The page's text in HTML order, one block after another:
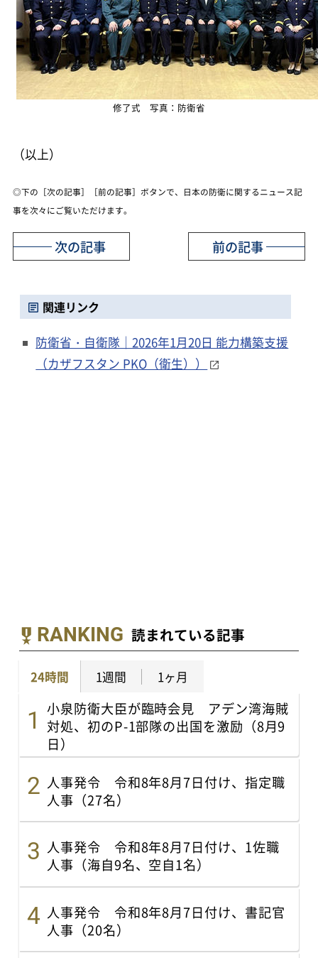
修了式 写真：防衛省
（以上）
◎下の［次の記事］［前の記事］ボタンで、日本の防衛に関するニュース記
事を次々にご覧いただけます。
前の記事
次の記事
関連リンク
防衛省・自衛隊｜2026年1月20日 能力構築支援
（カザフスタン PKO（衛生））
RANKING 読まれている記事
24時間 1週間 1ヶ月
小泉防衛大臣が臨時会見 アデン湾海賊
対処、初のP-1部隊の出国を激励（8月9
日）
人事発令 令和8年8月7日付け、指定職
人事（27名）
人事発令 令和8年8月7日付け、1佐職
人事（海自9名、空自1名）
人事発令 令和8年8月7日付け、書記官
人事（20名）